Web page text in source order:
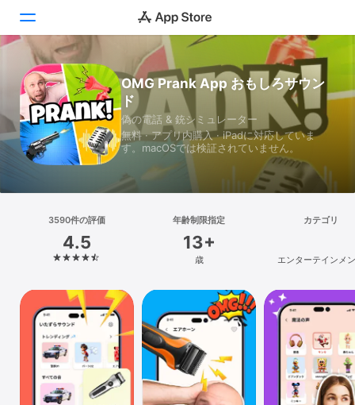
Today
ゲーム
アプリ
検索
プラットフォーム
iPhone
iPad
Mac
Vision
Watch
OMG Prank App おもしろサウン
ド
偽の電話 & 銃シミュレーター
無料 · アプリ内購入 · iPadに対応していま
す。macOSでは検証されていません。
3590件の評価
4.5
年齢制限指定
13+
歳
カテゴリ
エンターテインメ